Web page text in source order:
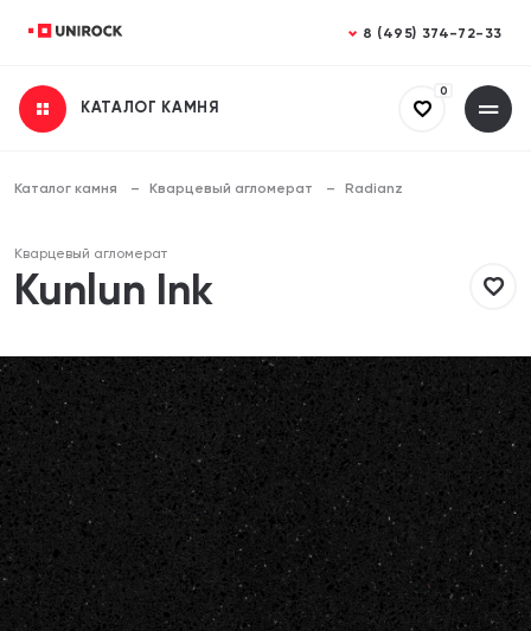
8 (495) 374-72-33
КАТАЛОГ КАМНЯ
0
Каталог камня Кварцевый агломерат Radianz
Кварцевый агломерат
Kunlun Ink
Закрыть
Получить консультацию
Email (необязательно)
Отправляя форму, вы даете согласие на обработку своих
персональных данных
Закрыть
Заказать расчет
Email (необязательно)
Отправляя форму, вы даете согласие на обработку своих
персональных данных